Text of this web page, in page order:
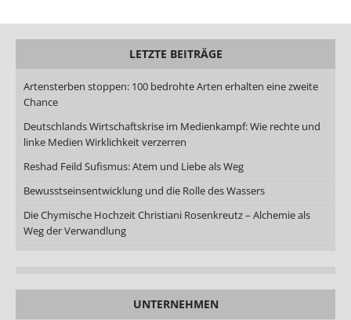
LETZTE BEITRÄGE
Artensterben stoppen: 100 bedrohte Arten erhalten eine zweite
Chance
Deutschlands Wirtschaftskrise im Medienkampf: Wie rechte und
linke Medien Wirklichkeit verzerren
Reshad Feild Sufismus: Atem und Liebe als Weg
Bewusstseinsentwicklung und die Rolle des Wassers
Die Chymische Hochzeit Christiani Rosenkreutz – Alchemie als
Weg der Verwandlung
UNTERNEHMEN